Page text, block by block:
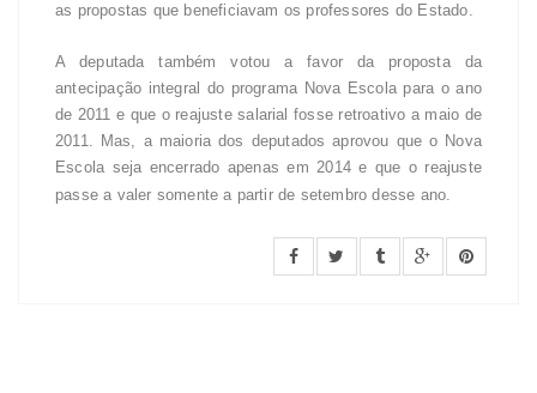
as propostas que beneficiavam os professores do Estado.
A deputada também votou a favor da proposta da
antecipação integral do programa Nova Escola para o ano
de 2011 e que o reajuste salarial fosse retroativo a maio de
2011. Mas, a maioria dos deputados aprovou que o Nova
Escola seja encerrado apenas em 2014 e que o reajuste
passe a valer somente a partir de setembro desse ano.